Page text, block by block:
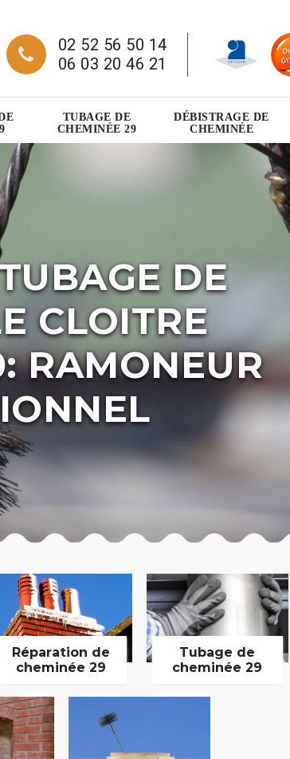
02 52 56 50 14
06 03 20 46 21
TUBAGE DE
CHEMINÉE 29
DÉBISTRAGE DE
CHEMINÉE
DE
CLOITRE
RAMONEUR
Réparation de
cheminée 29
Tubage de
cheminée 29